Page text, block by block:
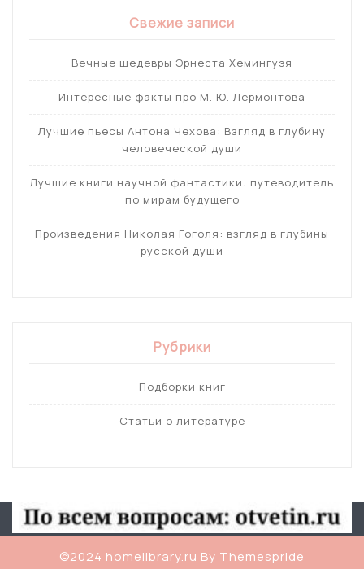
Свежие записи
Вечные шедевры Эрнеста Хемингуэя
Интересные факты про М. Ю. Лермонтова
Лучшие пьесы Антона Чехова: Взгляд в глубину
человеческой души
Лучшие книги научной фантастики: путеводитель
по мирам будущего
Произведения Николая Гоголя: взгляд в глубины
русской души
Рубрики
Подборки книг
Статьи о литературе
©2024 homelibrary.ru By Themespride